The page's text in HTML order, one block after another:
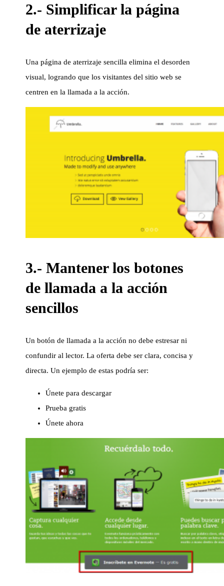
2.- Simplificar la página
de aterrizaje
Una página de aterrizaje sencilla elimina el desorden
visual, logrando que los visitantes del sitio web se
centren en la llamada a la acción.
3.- Mantener los botones
de llamada a la acción
sencillos
Un botón de llamada a la acción no debe estresar ni
confundir al lector. La oferta debe ser clara, concisa y
directa. Un ejemplo de estas podría ser:
Únete para descargar
Prueba gratis
Únete ahora